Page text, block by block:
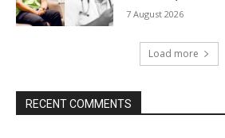
7 August 2026
Load more
RECENT COMMENTS